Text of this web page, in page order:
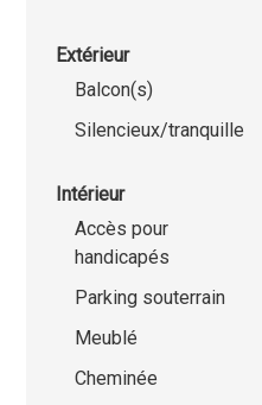
Extérieur
Balcon(s)
Silencieux/tranquille
Intérieur
Accès pour
handicapés
Parking souterrain
Meublé
Cheminée